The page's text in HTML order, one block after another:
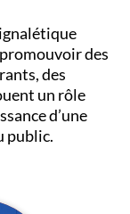
des
des
un rôle
d’une
public.